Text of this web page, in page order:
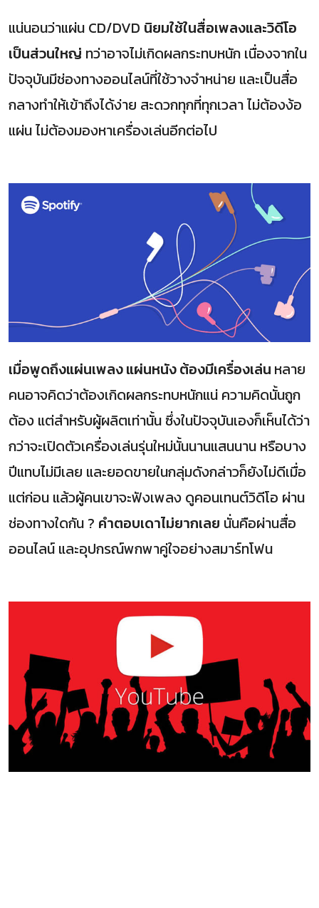
แน่นอนว่าแผ่น CD/DVD นิยมใช้ในสื่อเพลงและวิดีโอ
เป็นส่วนใหญ่ ทว่าอาจไม่เกิดผลกระทบหนัก เนื่องจากใน
ปัจจุบันมีช่องทางออนไลน์ที่ใช้วางจำหน่าย และเป็นสื่อ
กลางทำให้เข้าถึงได้ง่าย สะดวกทุกที่ทุกเวลา ไม่ต้องง้อ
แผ่น ไม่ต้องมองหาเครื่องเล่นอีกต่อไป
เมื่อพูดถึงแผ่นเพลง แผ่นหนัง ต้องมีเครื่องเล่น หลาย
คนอาจคิดว่าต้องเกิดผลกระทบหนักแน่ ความคิดนั้นถูก
ต้อง แต่สำหรับผู้ผลิตเท่านั้น ซึ่งในปัจจุบันเองก็เห็นได้ว่า
กว่าจะเปิดตัวเครื่องเล่นรุ่นใหม่นั้นนานแสนนาน หรือบาง
ปีแทบไม่มีเลย และยอดขายในกลุ่มดังกล่าวก็ยังไม่ดีเมื่อ
แต่ก่อน แล้วผู้คนเขาจะฟังเพลง ดูคอนเทนต์วิดีโอ ผ่าน
ช่องทางใดกัน ? คำตอบเดาไม่ยากเลย นั่นคือผ่านสื่อ
ออนไลน์ และอุปกรณ์พกพาคู่ใจอย่างสมาร์ทโฟน